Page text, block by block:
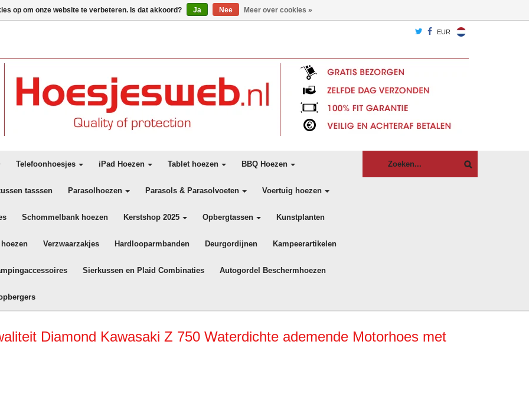
EUR
Telefoonhoesjes iPad Hoezen Tablet hoezen BBQ Hoezen
tasssen Parasolhoezen Parasols & Parasolvoeten Voertuig hoezen
Schommelbank hoezen Kerstshop 2025 Opbergtassen Kunstplanten
Verzwaarzakjes Hardlooparmbanden Deurgordijnen Kampeerartikelen
Sierkussen en Plaid Combinaties Autogordel Beschermhoezen
Diamond Kawasaki Z 750 Waterdichte ademende Motorhoes met
op om onze website te verbeteren. Is dat akkoord? Ja Nee Meer over cookies »